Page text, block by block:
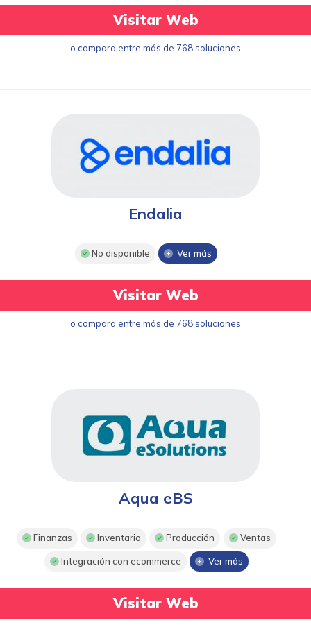
Visitar Web
o compara entre más de 768 soluciones
Endalia
No disponible Ver más
Visitar Web
o compara entre más de 768 soluciones
Aqua eBS
Finanzas Inventario Producción Ventas
Integración con ecommerce Ver más
Visitar Web